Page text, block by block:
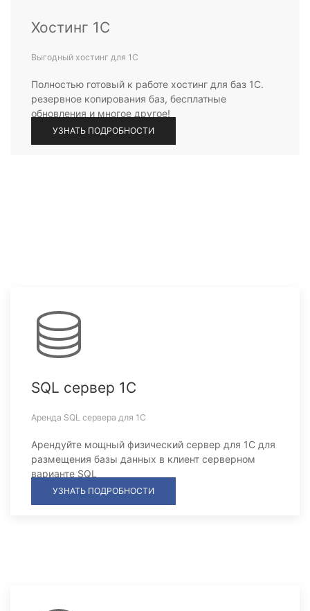
Хостинг 1С
Выгодный хостинг для 1С
Полностью готовый к работе хостинг для баз 1С.
резервное копирования баз, бесплатные
обновления и многое другое!
УЗНАТЬ ПОДРОБНОСТИ
SQL сервер 1С
Аренда SQL сервера для 1С
Арендуйте мощный физический сервер для 1С для
размещения базы данных в клиент серверном
варианте SQL
УЗНАТЬ ПОДРОБНОСТИ